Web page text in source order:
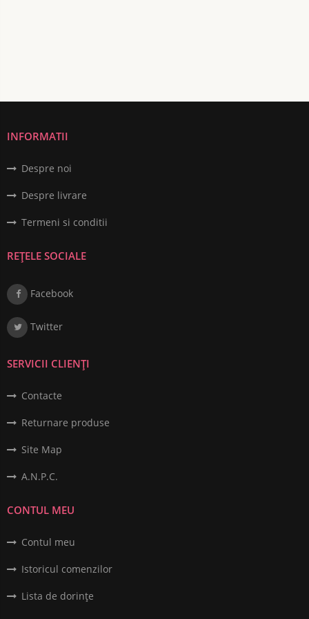
INFORMATII
Despre noi
Despre livrare
Termeni si conditii
REȚELE SOCIALE
Facebook
Twitter
SERVICII CLIENȚI
Contacte
Returnare produse
Site Map
A.N.P.C.
CONTUL MEU
Contul meu
Istoricul comenzilor
Lista de dorințe